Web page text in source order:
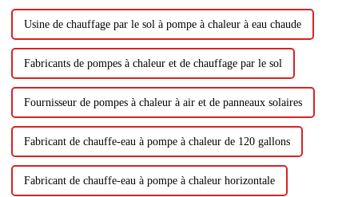
Usine de chauffage par le sol à pompe à chaleur à eau chaude
Fabricants de pompes à chaleur et de chauffage par le sol
Fournisseur de pompes à chaleur à air et de panneaux solaires
Fabricant de chauffe-eau à pompe à chaleur de 120 gallons
Fabricant de chauffe-eau à pompe à chaleur horizontale